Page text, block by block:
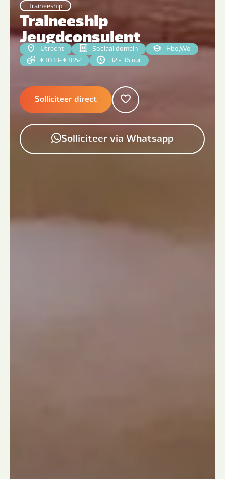
Traineeship
Traineeship
Jeugdconsulent
Utrecht Sociaal domein Hbo|Wo
€3033- €3852
32 - 36 uur
Solliciteer direct
Solliciteer via Whatsapp